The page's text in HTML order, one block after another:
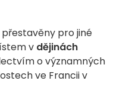
pro jiné
v dějinách
o významných
ve Francii v